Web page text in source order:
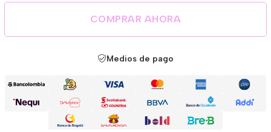
COMPRAR AHORA
Medios de pago